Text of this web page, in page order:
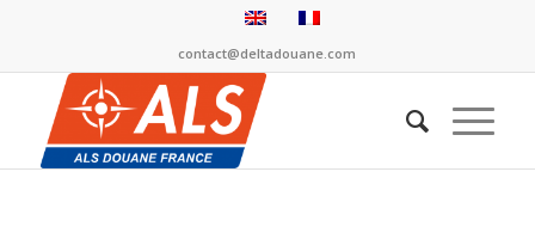
contact@deltadouane.com